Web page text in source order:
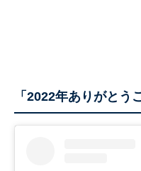
「2022年ありがとう